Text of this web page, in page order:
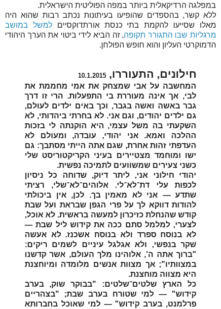
במפלגה הרדיקאלית ביותר במפה הפוליטית הישראלית.
ללא קשר, בהספדים שהופיעו בעיתונות נכתב רבות שהוא היה
מאלו שסייעו להקמת בתי כנסת אורתדוקסייםלמשל במושב
מרגליות שבו התגורר תקופה, זה הביא לידי ביטוי את הערך היהודי
הדמוקרטי העליון והוא חופש הפולחן.
חילונים, התעוררו, 10.1.2015
המחשבה על אבי שמצחק את אמי מחממת את
לבי, אך אינה מעוררת בי התפעלות. הרי זו דרך
גבר באשה ואשה בגבר, וכך באים ילדים לעולם,
גם ילדים יהודים, וגם אני. לא בחרתי ביהדותי, לא
השקעתי בה משל עצמי, היא הוקנתה לי בזכות
ההלכה ואמא. אני יהודי, עובדה, ומעולם לא
העדפתי זהות אחרת, שגם אִתה הייתי מסתבך: גם
ישו ומוחמד מצטיירים בעיני הקריקטוריסט שלי
כשני צעירים שמשוועים לתמיכה נפשית.
יהודי חילוני אני, ליתר דיוק, שדוחה כל ניסיון
לכפות עלי דת־לא־לי. אלוהים־לא־שלי, רציתי
שתדע — אני לא מאמין בך. לכן, אין ביכולתי
להודות דווקא לך על פרי הגפן שבראת ועל שבת
קודש שהנחלת כזיכרון למעשה בראשית. לא אוכל,
לצערי, למלמל סתם ככה את קידוש ליל שבת —
לא בנוסח ספרד ולא בנוסח אשכנז. לא אעשה
שקר בנפשי, ולא אגלגל עיניים לשמים ריקים:
"ברוך אתה ה', אלוהינו מלך העולם, אשר קדשנו
במצוותיו"; אך מצוות אנשים מלומדה ומיוחצנת
היא מצווה מוחצנת.
כל הארץ שלטים־שלטים: "בבוקר שוק, בערב
קידוש" — למי שטורח בערב שבת; "בצהריים
פרלמנט, בערב קידוש" — למי שאוכל בחברותא